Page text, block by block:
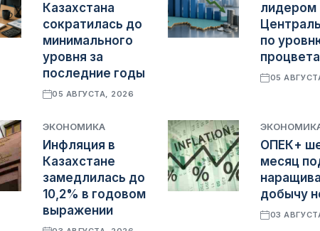
Казахстана
сократилась до
минимального
уровня за
последние годы
05 АВГУСТА, 2026
лидером
по
05
ЭКОНОМИКА
Инфляция в
Казахстане
замедлилась до
10,2% в годовом
выражении
ОПЕК+
месяц
добычу
03